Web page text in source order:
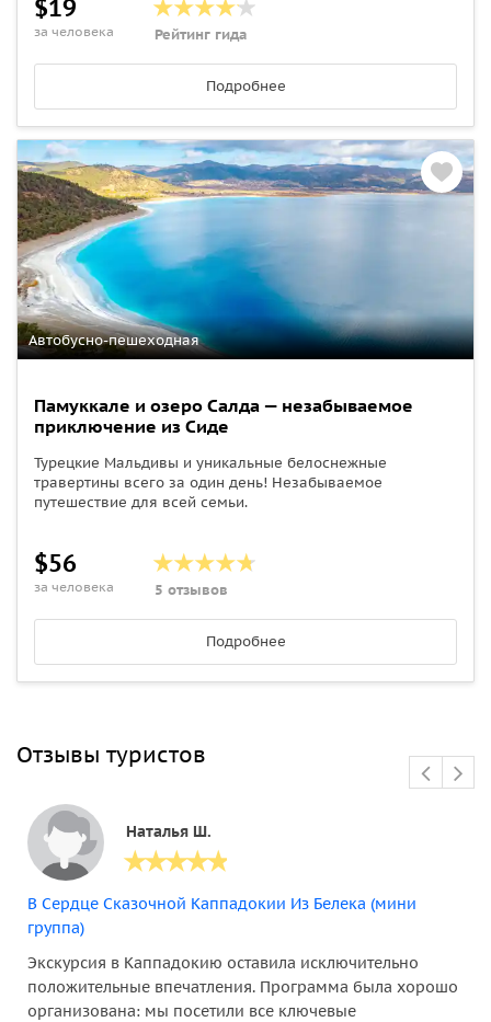
$19
за человека Рейтинг гида
Подробнее
Автобусно-пешеходная
Памуккале и озеро Салда — незабываемое
приключение из Сиде
Турецкие Мальдивы и уникальные белоснежные
травертины всего за один день! Незабываемое
путешествие для всей семьи.
$56
за человека 5 отзывов
Подробнее
Отзывы туристов
Наталья Ш.
В Cердце Cказочной Каппадокии Из Белека (мини
группа)
Экскурсия в Каппадокию оставила исключительно
положительные впечатления. Программа была хорошо
организована: мы посетили все ключевые